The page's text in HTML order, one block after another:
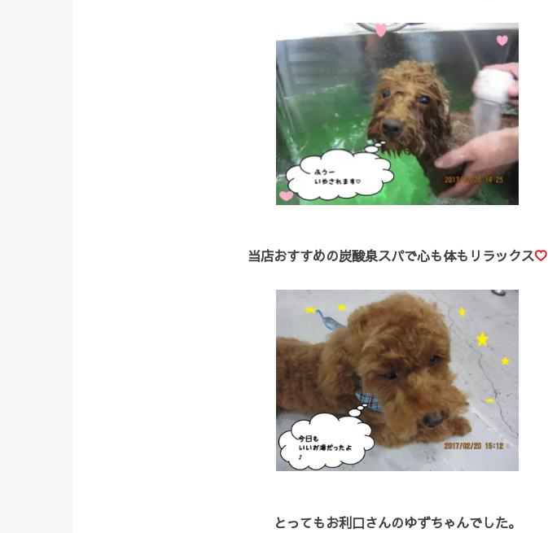
当店おすすめの炭酸泉スパで心も体もリラックス♡
とってもお利口さんのゆずちゃんでした。